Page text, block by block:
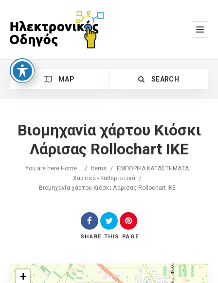
MAP SEARCH
Search
Βιομηχανία χάρτου Κιόσκι
Λάρισας Rollochart ΙΚΕ
You are here: Home / Items /
ΕΜΠΟΡΙΚΑ ΚΑΤΑΣΤΗΜΑΤΑ
Χαρτικά - Καθαριστικά
/
Βιομηχανία χάρτου Κιόσκι Λάρισας Rollochart ΙΚΕ
SHARE THIS PAGE
+